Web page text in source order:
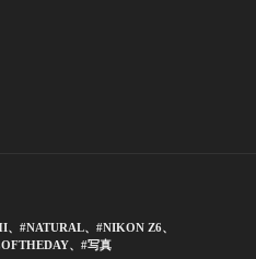
、 #NATURAL、 #NIKON Z6、
、 #写真